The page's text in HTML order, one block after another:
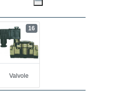
Valvole
16